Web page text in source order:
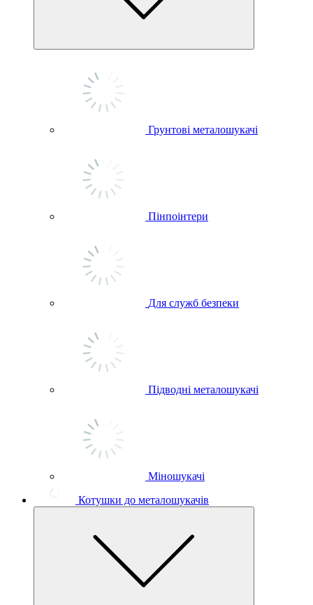
Грунтові металошукачі
Пінпоінтери
Для служб безпеки
Підводні металошукачі
Міношукачі
Котушки до металошукачів